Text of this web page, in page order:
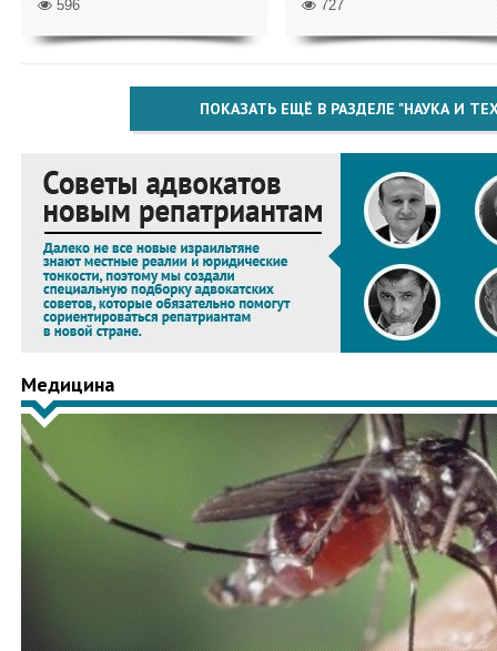
596 727
ПОКАЗАТЬ ЕЩЁ В РАЗДЕЛЕ "НАУКА И
Медицина